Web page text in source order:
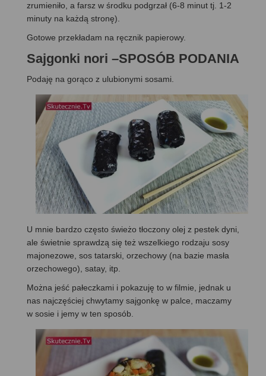
zrumieniło, a farsz w środku podgrzał (6-8 minut tj. 1-2
minuty na każdą stronę).
Gotowe przekładam na ręcznik papierowy.
Sajgonki nori –SPOSÓB PODANIA
Podaję na gorąco z ulubionymi sosami.
U mnie bardzo często świeżo tłoczony olej z pestek dyni,
ale świetnie sprawdzą się też wszelkiego rodzaju sosy
majonezowe, sos tatarski, orzechowy (na bazie masła
orzechowego), satay, itp.
Można jeść pałeczkami i pokazuję to w filmie, jednak u
nas najczęściej chwytamy sajgonkę w palce, maczamy
w sosie i jemy w ten sposób.